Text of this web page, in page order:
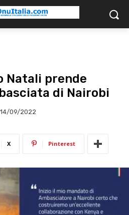
Natali prende
di Nairobi
14/09/2022
X Pinterest